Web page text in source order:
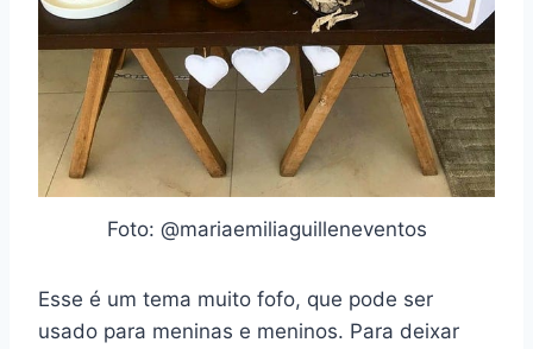
Foto: @mariaemiliaguilleneventos
Esse é um tema muito fofo, que pode ser
usado para meninas e meninos. Para deixar